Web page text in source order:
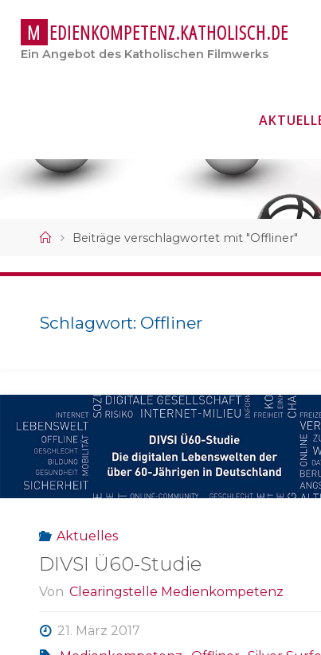
M EDIENKOMPETENZ.KATHOLISCH.DE
Ein Angebot des Katholischen Filmwerks
springen
StartBeiträge verschlagwortet mit "Offliner"
Schlagwort: Offliner
Aktuelles
DIVSI Ü60-Studie
Von Clearingstelle Medienkompetenz
21. März 2017